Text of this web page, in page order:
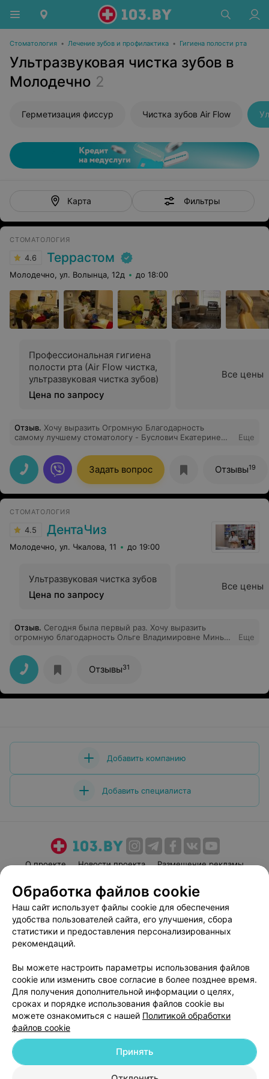
Стоматология • Лечение зубов и профилактика • Гигиена полости рта
Ультразвуковая чистка зубов в
Молодечно 2
Герметизация фиссур Чистка зубов Air Flow
Карта Фильтры
СТОМАТОЛОГИЯ
4.6 Террастом
Молодечно, ул. Волынца, 12д до 18:00
Профессиональная гигиена
полости рта (Air Flow чистка,
ультразвуковая чистка зубов)
Цена по запросу
Все цены
Отзыв. Хочу выразить Огромную Благодарность
самому лучшему стоматологу - Буслович Екатерине
бросало в дрожь. Екатерина Сергеевна настолько
внимательный, чуткий и сердечный специалист что
благодаря ей у детей все страхи пропали! Гигиена для
старшего сына была сделана идиально, дочке
заличили два зубика без единой слёзки), получили
Екатерина Сергеевна !Спасибо большое что есть ещё
на свете такие специалисты!Специалисты
высочайшего уровня и профессионализма как вы!
Еще
Задать вопрос Отзывы19
СТОМАТОЛОГИЯ
4.5 ДентаЧиз
Молодечно, ул. Чкалова, 11 до 19:00
Ультразвуковая чистка зубов
Цена по запросу
Все цены
Отзыв. Сегодня была первый раз. Хочу выразить
огромную благодарность Ольге Владимировне Минько
пациенту, делала УЗ чистку и Air Flow, все безупречно.
И отдельное спасибо медицинскому персоналу за
индивидуальный подход (и кокосовую водичку).
Еще
Отзывы31
Добавить компанию
Добавить специалиста
О проекте Новости проекта
Размещение рекламы
Пользовательское соглашение
Способы оплаты
Вакансии
Партнеры
Написать руководителю 103.by
Персональные настройки cookie
Обработка персональных данных
© 2026 ООО «Артокс Лаб», УНП 191700409| 220012, Республика Беларусь,
Обработка файлов cookie
Наш сайт использует файлы cookie для обеспечения
удобства пользователей сайта, его улучшения, сбора
статистики и предоставления персонализированных
рекомендаций.
Вы можете настроить параметры использования файлов
cookie или изменить свое согласие в более позднее время.
Для получения дополнительной информации о целях,
сроках и порядке использования файлов cookie вы
можете ознакомиться с нашей Политикой обработки
файлов cookie
Принять